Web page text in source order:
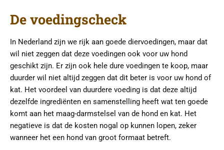
De voedingscheck
In Nederland zijn we rijk aan goede diervoedingen, maar dat
wil niet zeggen dat deze voedingen ook voor uw hond
geschikt zijn. Er zijn ook hele dure voedingen te koop, maar
duurder wil niet altijd zeggen dat dit beter is voor uw hond of
kat. Het voordeel van duurdere voeding is dat deze altijd
dezelfde ingrediënten en samenstelling heeft wat ten goede
komt aan het maag-darmstelsel van de hond en kat. Het
negatieve is dat de kosten nogal op kunnen lopen, zeker
wanneer het een hond van groot formaat betreft.